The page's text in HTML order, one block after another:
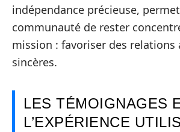
indépendance précieuse,
communauté de rester
mission : favoriser des relations
sincères.
LES TÉMOIGNAGES
L’EXPÉRIENCE